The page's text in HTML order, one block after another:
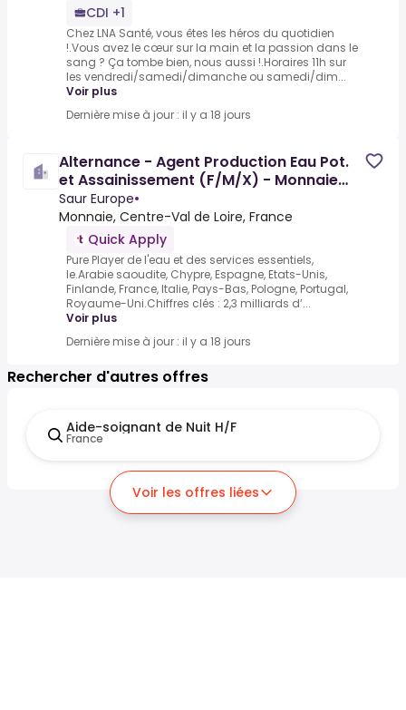
CDI +1
Chez LNA Santé, vous êtes les héros du quotidien
!.Vous avez le cœur sur la main et la passion dans le
sang ? Ça tombe bien, nous aussi !.Horaires 11h sur
les vendredi/samedi/dimanche ou samedi/dim...
Voir plus
Dernière mise à jour : il y a 18 jours
Alternance - Agent Production Eau Pot.
et Assainissement (F/M/X) - Monnaie
(37)
Saur Europe•
Monnaie, Centre-Val de Loire, France
Quick Apply
Pure Player de l'eau et des services essentiels,
le.Arabie saoudite, Chypre, Espagne, Etats-Unis,
Finlande, France, Italie, Pays-Bas, Pologne, Portugal,
Royaume-Uni.Chiffres clés : 2,3 milliards d’...
Voir plus
Dernière mise à jour : il y a 18 jours
Voir les offres liées
Rechercher d'autres offres
Aide-soignant de Nuit H/F
France